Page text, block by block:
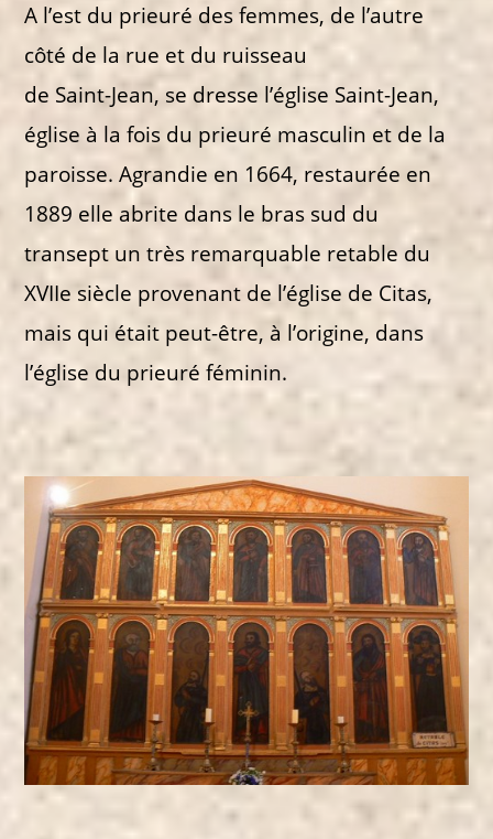
A l’est du prieuré des femmes, de l’autre
côté de la rue et du ruisseau
de Saint-Jean, se dresse l’église Saint-Jean,
église à la fois du prieuré masculin et de la
paroisse. Agrandie en 1664, restaurée en
1889 elle abrite dans le bras sud du
transept un très remarquable retable du
XVIIe siècle provenant de l’église de Citas,
mais qui était peut-être, à l’origine, dans
l’église du prieuré féminin.